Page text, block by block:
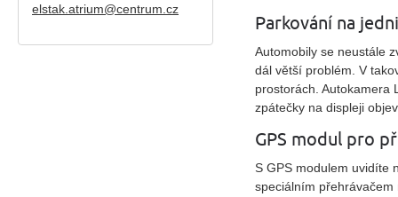
Parkování na
Automobily se neustále
dál větší problém. V
prostorách. Autokamera
zpátečky na displeji
GPS modul pro
S GPS modulem uvidíte
speciálním
elstak.atrium@centrum.cz